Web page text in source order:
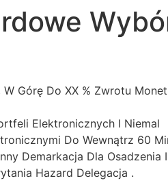
Wybór
Górę Do XX % Zwrotu
Elektronicznych I Niemal
Do Wewnątrz 60
Demarkacja Dla Osadzenia
Hazard Delegacja .